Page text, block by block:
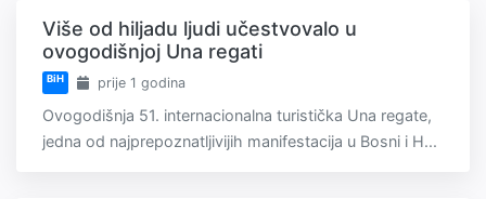
Više od hiljadu ljudi učestvovalo u
ovogodišnjoj Una regati
BiH prije 1 godina
Ovogodišnja 51. internacionalna turistička Una regate,
jedna od najprepoznatljivijih manifestacija u Bosni i H...